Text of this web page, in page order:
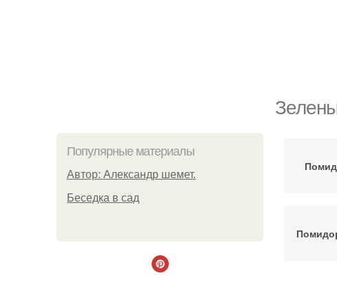
Популярные материалы
Автор: Александр шемет.
Беседка в сад